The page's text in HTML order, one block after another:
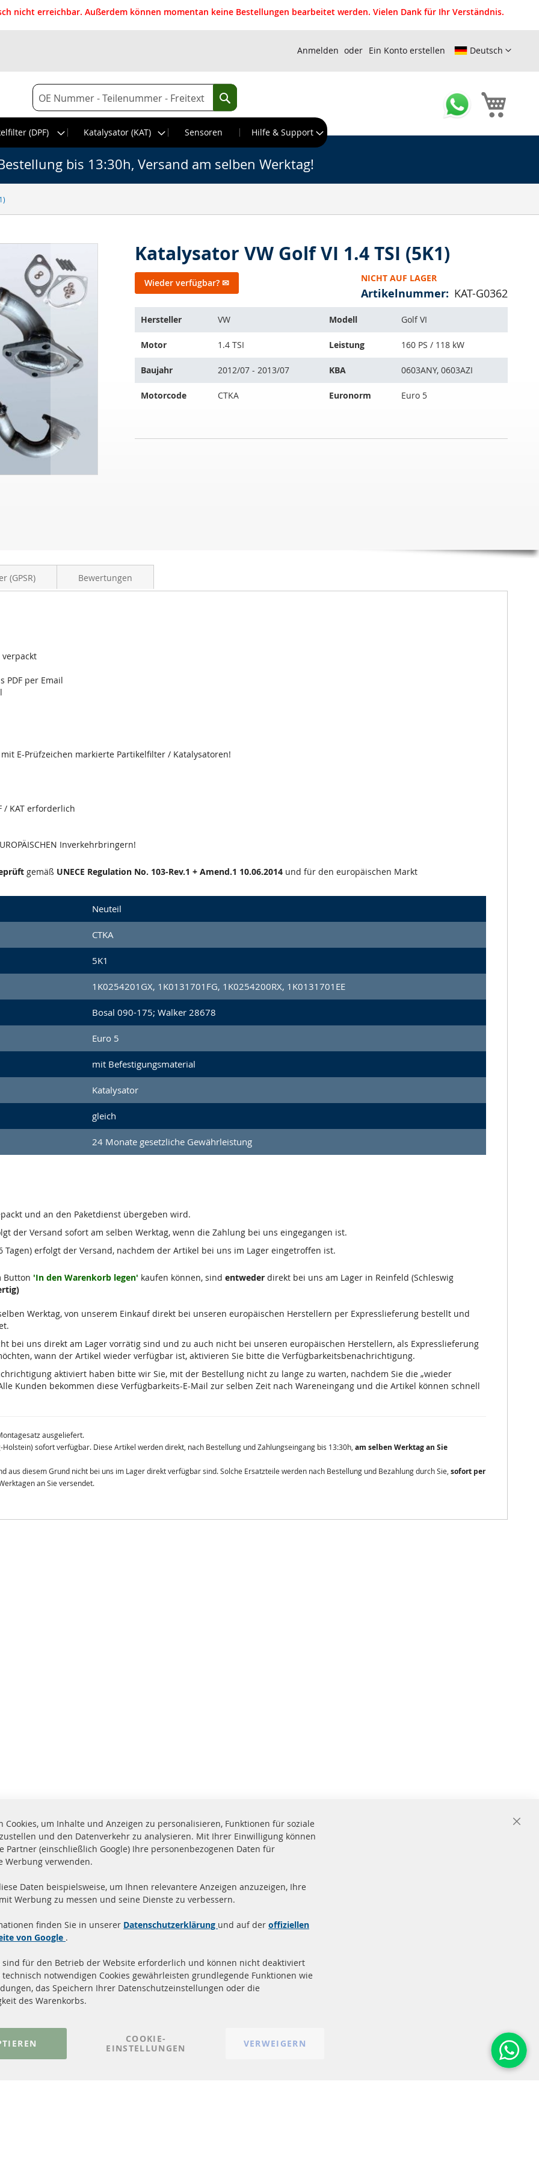
nicht erreichbar. Außerdem können momentan keine Bestellungen bearbeitet werden. Vielen Dank für Ihr Verständnis.
Deutsch
Anmelden Ein Konto erstellen
Suche
Suche
(DPF)
Katalysator (KAT) Sensoren Hilfe & Support
bis 13:30h, Versand am selben Werktag!
Katalysator VW Golf VI 1.4 TSI (5K1)
NICHT AUF LAGER
Artikelnummer KAT-G0362
Wieder verfügbar? ✉
Artikel
auf
folgende
Fahrzeuge:
Hersteller VW Modell Golf VI
Motor 1.4 TSI Leistung 160 PS / 118 kW
Baujahr 2012/07 - 2013/07 KBA 0603ANY, 0603AZI
Motorcode CTKA Euronorm Euro 5
(GPSR) Bewertungen
verpackt
PDF per Email
E-Prüfzeichen markierte Partikelfilter / Katalysatoren!
/ KAT erforderlich
Inverkehrbringern!
gemäß UNECE Regulation No. 103-Rev.1 + Amend.1 10.06.2014 und für den europäischen Markt
Neuteil
CTKA
5K1
1K0254201GX, 1K0131701FG, 1K0254200RX, 1K0131701EE
Bosal 090-175; Walker 28678
Euro 5
mit Befestigungsmaterial
Katalysator
gleich
24 Monate gesetzliche Gewährleistung
und an den Paketdienst übergeben wird.
der Versand sofort am selben Werktag, wenn die Zahlung bei uns eingegangen ist.
erfolgt der Versand, nachdem der Artikel bei uns im Lager eingetroffen ist.
Button 'In den Warenkorb legen' kaufen können, sind entweder direkt bei uns am Lager in Reinfeld (Schleswig
Werktag, von unserem Einkauf direkt bei unseren europäischen Herstellern per Expresslieferung bestellt und
bei uns direkt am Lager vorrätig sind und zu auch nicht bei unseren europäischen Herstellern, als Expresslieferung
wann der Artikel wieder verfügbar ist, aktivieren Sie bitte die Verfügbarkeitsbenachrichtigung.
aktiviert haben bitte wir Sie, mit der Bestellung nicht zu lange zu warten, nachdem Sie die „wieder
Kunden bekommen diese Verfügbarkeits-E-Mail zur selben Zeit nach Wareneingang und die Artikel können schnell
ausgeliefert.
sofort verfügbar. Diese Artikel werden direkt, nach Bestellung und Zahlungseingang bis 13:30h, am selben Werktag an Sie
diesem Grund nicht bei uns im Lager direkt verfügbar sind. Solche Ersatzteile werden nach Bestellung und Bezahlung durch Sie, sofort per
an Sie versendet.
innerhalb 24 Stunden
auf Lager
Alle Teile zertifiziert und
homologiert mit e-Prüfzeichen
Quick Links
Dieselpartikelfilter (DPF)
Dieselpartikelfilter Reinigung
Katalysator (KAT)
Über uns
Zahlungsarten
Versandkosten
Close
Cookies, um Inhalte und Anzeigen zu personalisieren, Funktionen für soziale
und den Datenverkehr zu analysieren. Mit Ihrer Einwilligung können
Partner (einschließlich Google) Ihre personenbezogenen Daten für
Werbung verwenden.
Daten beispielsweise, um Ihnen relevantere Anzeigen anzuzeigen, Ihre
Werbung zu messen und seine Dienste zu verbessern.
finden Sie in unserer Datenschutzerklärung und auf der offiziellen
von Google .
sind für den Betrieb der Website erforderlich und können nicht deaktiviert
notwendigen Cookies gewährleisten grundlegende Funktionen wie
das Speichern Ihrer Datenschutzeinstellungen oder die
des Warenkorbs.
COOKIE-
EINSTELLUNGEN
VERWEIGERN